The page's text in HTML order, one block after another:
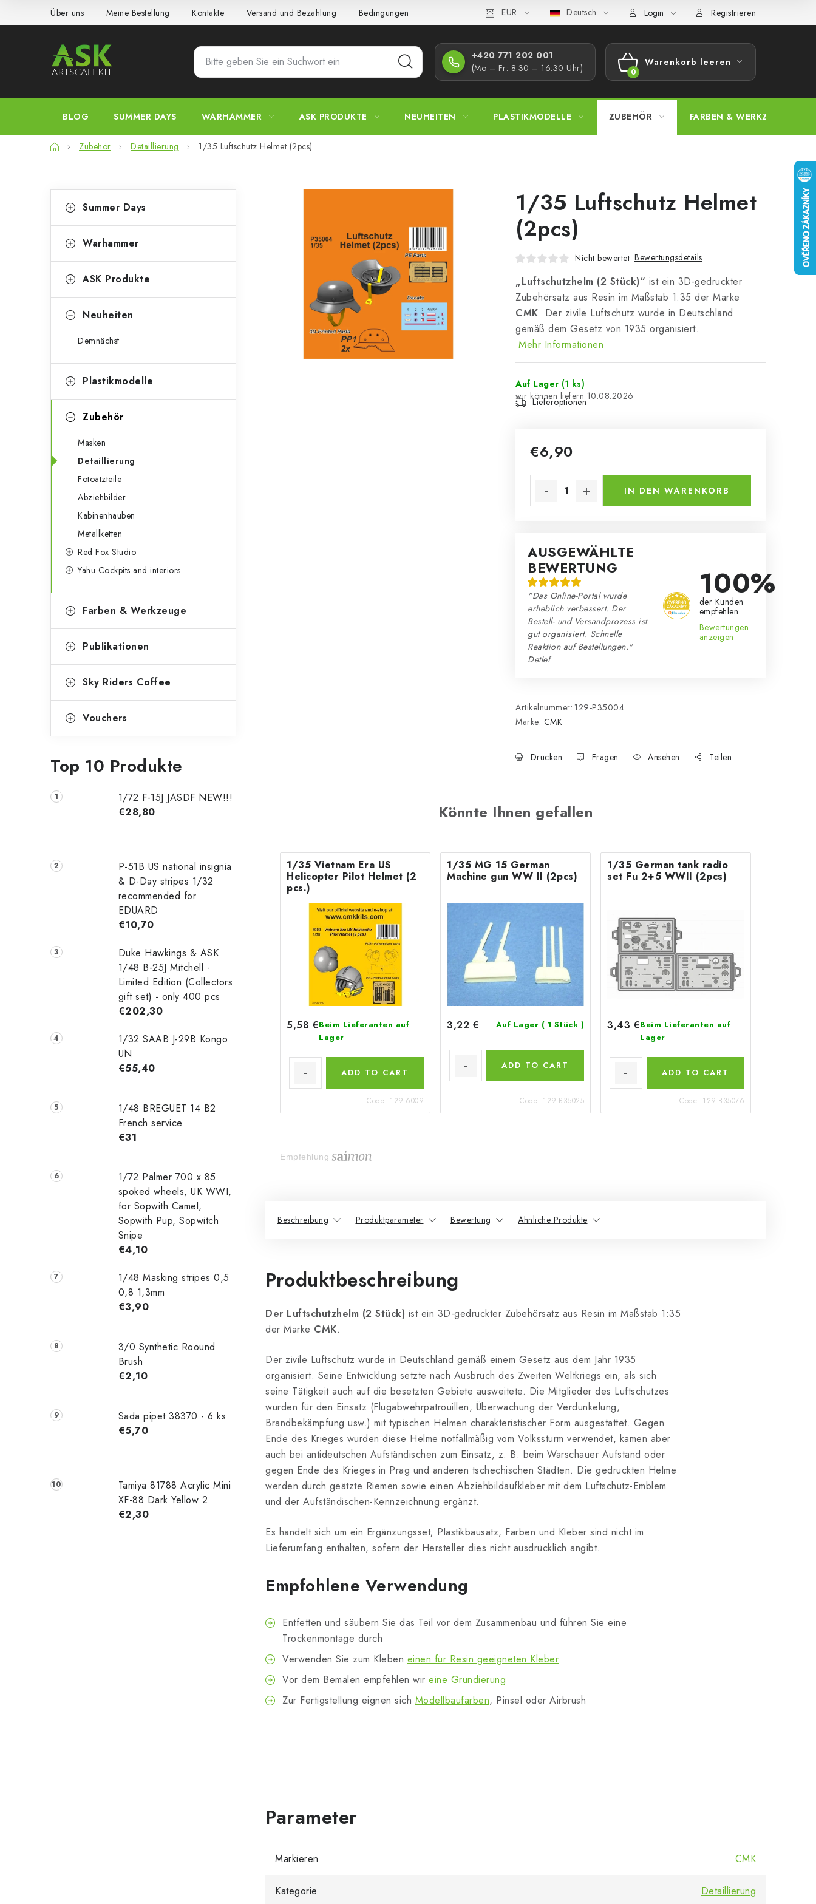
Über uns Meine Bestellung Kontakte Versand und Bezahlung Bedingungen und Konditionen Datenschutzbestimmungen Beschwerdeverfahren Großhandel
EUR Deutsch Login Registrieren
+420 771 202 001​
(Mo – Fr: 8:30 – 16:30 Uhr)
WARENKORB
Warenkorb leeren
BLOG SUMMER DAYS WARHAMMER ASK PRODUKTE NEUHEITEN PLASTIKMODELLE ZUBEHÖR FARBEN & WERKZEUGE
StartseiteZubehör Detaillierung 1/35 Luftschutz Helmet (2pcs)
e
t
e
e
s
e
überspringen
a
e
o
e
Summer Days
Warhammer
ASK Produkte
Neuheiten
Demnächst
Plastikmodelle
Zubehör
Masken
Detaillierung
Fotoätzteile
Abziehbilder
Kabinenhauben
Metallketten
Red Fox Studio
Yahu Cockpits and interiors
Farben & Werkzeuge
Publikationen
Sky Riders Coffee
Vouchers
Top 10 Produkte
1/72 F-15J JASDF NEW!!!
€28,80
P-51B US national insignia
& D-Day stripes 1/32
recommended for
EDUARD
€10,70
Duke Hawkings & ASK
1/48 B-25J Mitchell -
Limited Edition (Collectors
gift set) - only 400 pcs
€202,30
1/32 SAAB J-29B Kongo
UN
€55,40
1/48 ‌‌BREGUET 14 B2
French service
€31
1/72 Palmer 700 x 85
spoked wheels, UK WWI,
for Sopwith Camel,
Sopwith Pup, Sopwitch
Snipe
€4,10
1/48 Masking stripes 0,5
0,8 1,3mm
€3,90
3/0 Synthetic Roound
Brush
€2,10
Sada pipet 38370 - 6 ks
€5,70
Tamiya 81788 Acrylic Mini
XF-88 Dark Yellow 2
€2,30
1/35 Luftschutz Helmet
(2pcs)
Nicht bewertet Bewertungsdetails
„Luftschutzhelm (2 Stück)“ ist ein 3D-gedruckter
Zubehörsatz aus Resin im Maßstab 1:35 der Marke
CMK. Der zivile Luftschutz wurde in Deutschland
gemäß dem Gesetz von 1935 organisiert.
Mehr Informationen
Auf Lager (1 ks)
10.08.2026
Lieferoptionen
€6,90
IN DEN WARENKORB
AUSGEWÄHLTE
BEWERTUNG
"Das Online-Portal wurde
erheblich verbessert. Der
Bestell- und Versandprozess ist
gut organisiert. Schnelle
Reaktion auf Bestellungen."
Detlef
100%
der Kunden
empfehlen
Bewertungen
anzeigen
Artikelnummer: 129-P35004
Marke: CMK
Drucken Fragen Ansehen Teilen
Könnte Ihnen gefallen
1/35 Vietnam Era US
Helicopter Pilot Helmet (2
pcs.)
5,58 €Beim Lieferanten auf
Lager
ADD TO CART
Code: 129-6009
1/35 MG 15 German
Machine gun WW II (2pcs)
3,22 € Auf Lager ( 1 Stück )
ADD TO CART
Code: 129-B35025
1/35 German tank radio
set Fu 2+5 WWII (2pcs)
3,43 €Beim Lieferanten auf
Lager
ADD TO CART
Code: 129-B35076
Empfehlung
Beschreibung Produktparameter Bewertung Ähnliche Produkte
Produktbeschreibung
Der Luftschutzhelm (2 Stück) ist ein 3D-gedruckter Zubehörsatz aus Resin im Maßstab 1:35
der Marke CMK.
Der zivile Luftschutz wurde in Deutschland gemäß einem Gesetz aus dem Jahr 1935
organisiert. Seine Entwicklung setzte nach Ausbruch des Zweiten Weltkriegs ein, als sich
seine Tätigkeit auch auf die besetzten Gebiete ausweitete. Die Mitglieder des Luftschutzes
wurden für den Einsatz (Flugabwehrpatrouillen, Überwachung der Verdunkelung,
Brandbekämpfung usw.) mit typischen Helmen charakteristischer Form ausgestattet. Gegen
Ende des Krieges wurden diese Helme notfallmäßig vom Volkssturm verwendet, kamen aber
auch bei antideutschen Aufständischen zum Einsatz, z. B. beim Warschauer Aufstand oder
gegen Ende des Krieges in Prag und anderen tschechischen Städten. Die gedruckten Helme
werden durch geätzte Riemen sowie einen Abziehbildaufkleber mit dem Luftschutz-Emblem
und der Aufständischen-Kennzeichnung ergänzt.
Es handelt sich um ein Ergänzungsset; Plastikbausatz, Farben und Kleber sind nicht im
Lieferumfang enthalten, sofern der Hersteller dies nicht ausdrücklich angibt.
Empfohlene Verwendung
Entfetten und säubern Sie das Teil vor dem Zusammenbau und führen Sie eine
Trockenmontage durch
Verwenden Sie zum Kleben einen für Resin geeigneten Kleber
Vor dem Bemalen empfehlen wir eine Grundierung
Zur Fertigstellung eignen sich Modellbaufarben, Pinsel oder Airbrush
Markieren CMK
Kategorie Detaillierung